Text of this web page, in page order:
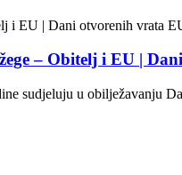
– Obitelj i EU |
sudjeluju u obilježavanju